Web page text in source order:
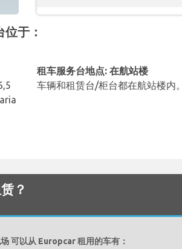
于：
租车服务台地点: 在航站楼
车辆和租赁台/柜台都在航站楼内。
？
可以从 Europcar 租用的车有：